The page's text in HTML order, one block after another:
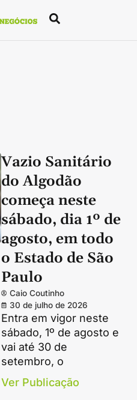
Vazio Sanitário
do Algodão
começa neste
sábado, dia 1º de
agosto, em todo
o Estado de São
Paulo
Caio Coutinho
30 de julho de 2026
Entra em vigor neste
sábado, 1º de agosto e
vai até 30 de
setembro, o
Ver Publicação